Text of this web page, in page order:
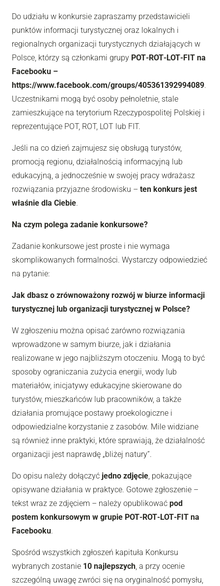
Do udziału w konkursie zapraszamy przedstawicieli
punktów informacji turystycznej oraz lokalnych i
regionalnych organizacji turystycznych działających w
Polsce, którzy są członkami grupy POT‑ROT‑LOT‑FIT na
Facebooku –
https://www.facebook.com/groups/405361392994089.
Uczestnikami mogą być osoby pełnoletnie, stale
zamieszkujące na terytorium Rzeczypospolitej Polskiej i
reprezentujące POT, ROT, LOT lub FIT.
Jeśli na co dzień zajmujesz się obsługą turystów,
promocją regionu, działalnością informacyjną lub
edukacyjną, a jednocześnie w swojej pracy wdrażasz
rozwiązania przyjazne środowisku – ten konkurs jest
właśnie dla Ciebie.
Na czym polega zadanie konkursowe?
Zadanie konkursowe jest proste i nie wymaga
skomplikowanych formalności. Wystarczy odpowiedzieć
na pytanie:
Jak dbasz o zrównoważony rozwój w biurze informacji
turystycznej lub organizacji turystycznej w Polsce?
W zgłoszeniu można opisać zarówno rozwiązania
wprowadzone w samym biurze, jak i działania
realizowane w jego najbliższym otoczeniu. Mogą to być
sposoby ograniczania zużycia energii, wody lub
materiałów, inicjatywy edukacyjne skierowane do
turystów, mieszkańców lub pracowników, a także
działania promujące postawy proekologiczne i
odpowiedzialne korzystanie z zasobów. Mile widziane
są również inne praktyki, które sprawiają, że działalność
organizacji jest naprawdę „bliżej natury”.
Do opisu należy dołączyć jedno zdjęcie, pokazujące
opisywane działania w praktyce. Gotowe zgłoszenie –
tekst wraz ze zdjęciem – należy opublikować pod
postem konkursowym w grupie POT‑ROT‑LOT‑FIT na
Facebooku.
Spośród wszystkich zgłoszeń kapituła Konkursu
wybranych zostanie 10 najlepszych, a przy ocenie
szczególną uwagę zwróci się na oryginalność pomysłu,